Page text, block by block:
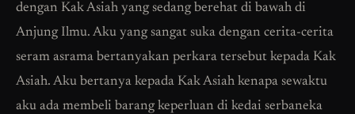
dengan Kak Asiah yang sedang berehat di bawah di
Anjung Ilmu. Aku yang sangat suka dengan cerita-cerita
seram asrama bertanyakan perkara tersebut kepada Kak
Asiah. Aku bertanya kepada Kak Asiah kenapa sewaktu
aku ada membeli barang keperluan di kedai serbaneka